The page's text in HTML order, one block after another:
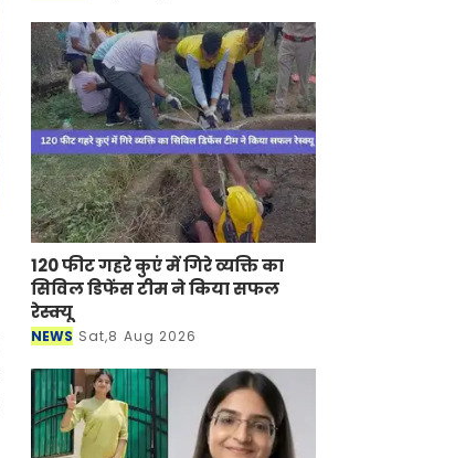
अधिक मूल्य के न
120 फीट गहरे कुएं में गिरे व्यक्ति का
सिविल डिफेंस टीम ने किया सफल
रेस्क्यू
NEWS Sat,8 Aug 2026